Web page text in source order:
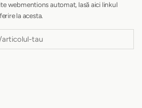
webmentions automat, lasă aici linkul
la acesta.